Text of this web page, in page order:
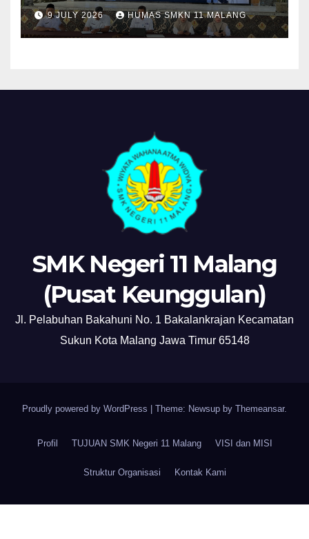
Sosialisasikan Komitmen
“MPLS Ramah”
9 JULY 2026 HUMAS SMKN 11 MALANG
SMK Negeri 11 Malang
(Pusat Keunggulan)
Jl. Pelabuhan Bakahuni No. 1 Bakalankrajan Kecamatan
Sukun Kota Malang Jawa Timur 65148
Proudly powered by WordPress Theme: Newsup by Themeansar.
Profil TUJUAN SMK Negeri 11 Malang VISI dan MISI
Struktur Organisasi Kontak Kami